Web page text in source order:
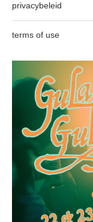
privacybeleid
terms of use